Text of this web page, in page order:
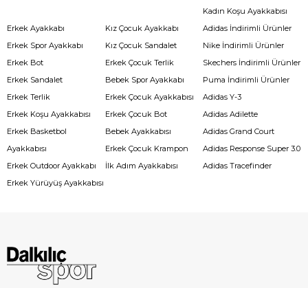
Kadın Koşu Ayakkabısı
Erkek Ayakkabı
Erkek Spor Ayakkabı
Erkek Bot
Erkek Sandalet
Erkek Terlik
Erkek Koşu Ayakkabısı
Erkek Basketbol
Ayakkabısı
Erkek Outdoor Ayakkabı
Erkek Yürüyüş Ayakkabısı
Kız Çocuk Ayakkabı
Kız Çocuk Sandalet
Erkek Çocuk Terlik
Bebek Spor Ayakkabı
Erkek Çocuk Ayakkabısı
Erkek Çocuk Bot
Bebek Ayakkabısı
Erkek Çocuk Krampon
İlk Adım Ayakkabısı
Adidas İndirimli Ürünler
Nike İndirimli Ürünler
Skechers İndirimli Ürünler
Puma İndirimli Ürünler
Adidas Y-3
Adidas Adilette
Adidas Grand Court
Adidas Response Super 3.0
Adidas Tracefinder